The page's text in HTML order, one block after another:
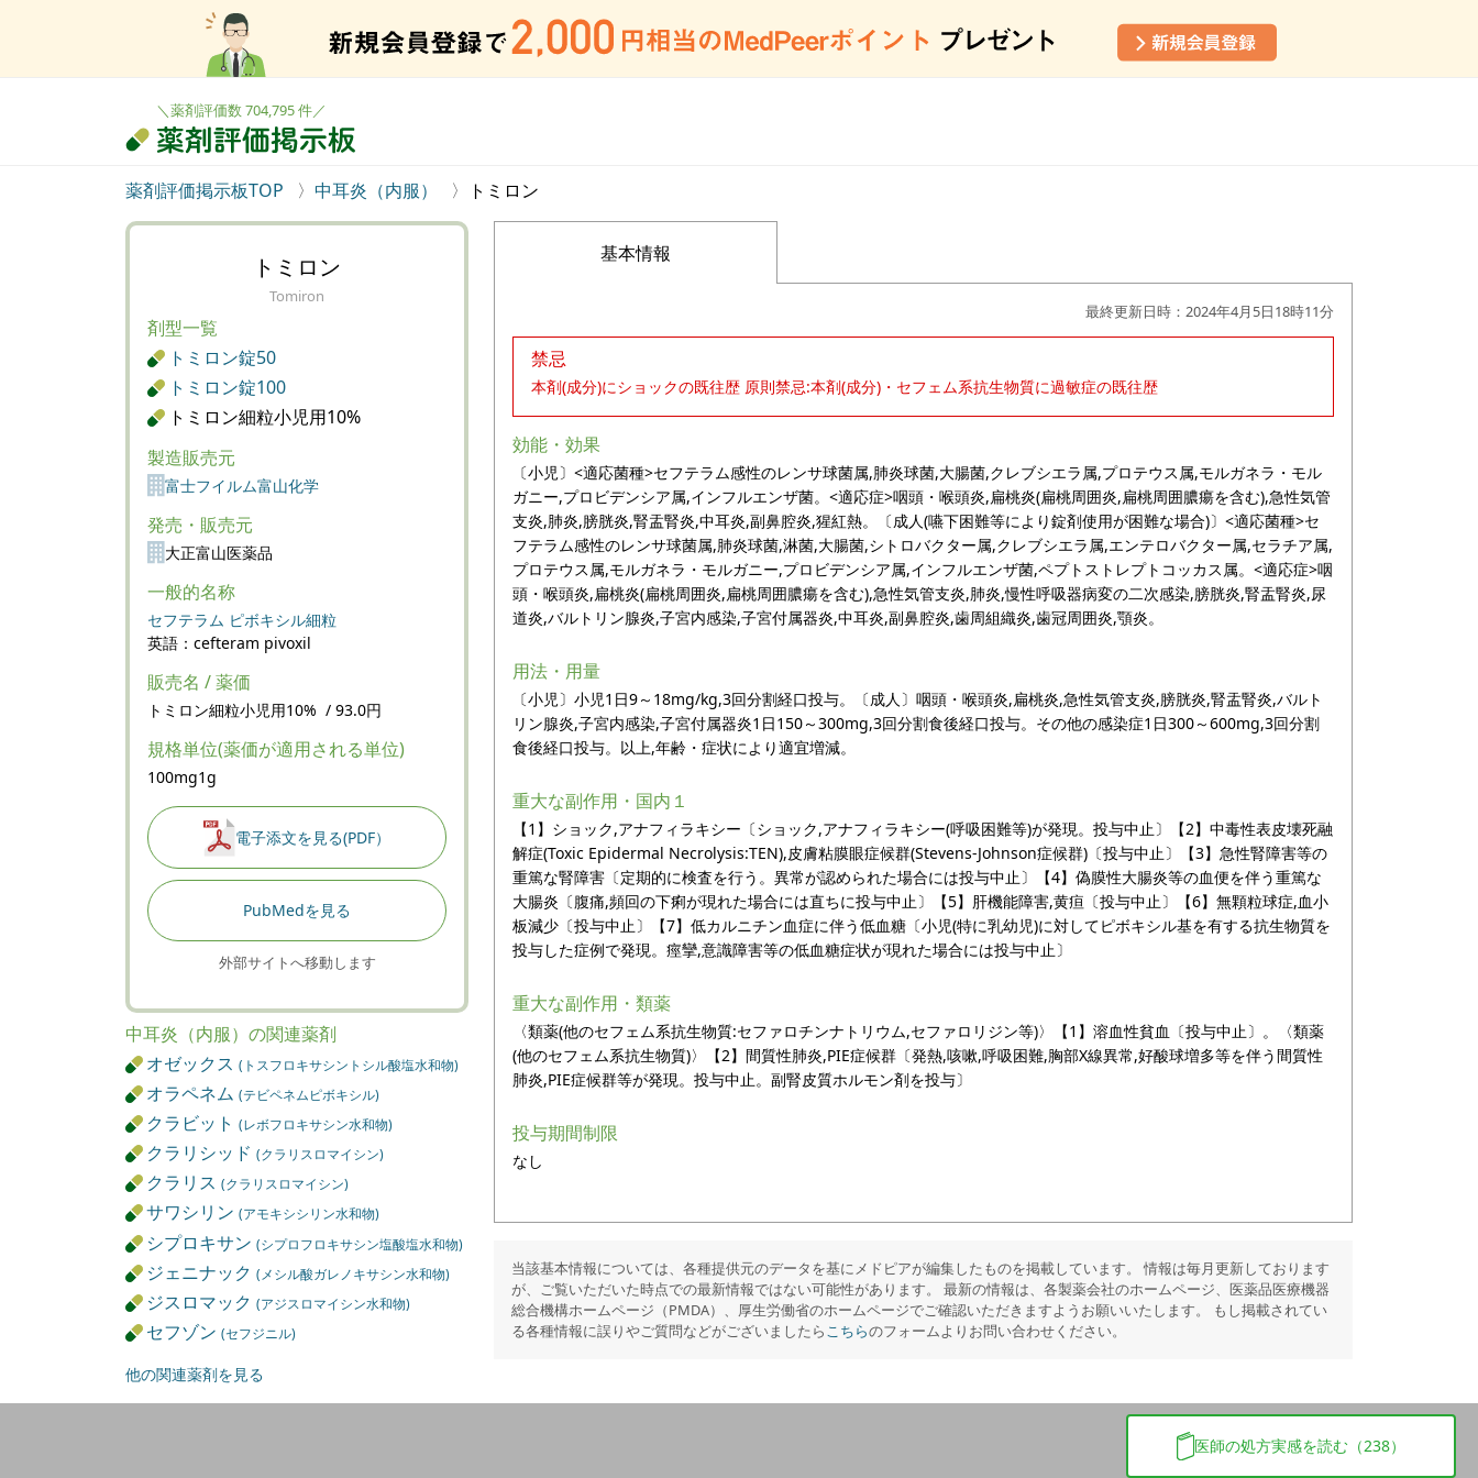
＼薬剤評価数 704,795 件／
薬剤評価掲示板TOP 中耳炎（内服） トミロン
トミロン
Tomiron
剤型一覧
トミロン錠50
トミロン錠100
トミロン細粒小児用10%
製造販売元
富士フイルム富山化学
発売・販売元
大正富山医薬品
一般的名称
セフテラム ピボキシル細粒
英語：cefteram pivoxil
販売名 / 薬価
トミロン細粒小児用10% / 93.0円
規格単位(薬価が適用される単位)
100mg1g
電子添文を見る(PDF）
PubMedを見る
外部サイトへ移動します
中耳炎（内服）の関連薬剤
オゼックス(トスフロキサシントシル酸塩水和物)
オラペネム(テビペネムピボキシル)
クラビット(レボフロキサシン水和物)
クラリシッド(クラリスロマイシン)
クラリス(クラリスロマイシン)
サワシリン(アモキシシリン水和物)
シプロキサン(シプロフロキサシン塩酸塩水和物)
ジェニナック(メシル酸ガレノキサシン水和物)
ジスロマック(アジスロマイシン水和物)
セフゾン(セフジニル)
他の関連薬剤を見る
基本情報
最終更新日時：2024年4月5日18時11分
禁忌
本剤(成分)にショックの既往歴 原則禁忌:本剤(成分)・セフェム系抗生物質に過敏症の既往歴
効能・効果
〔小児〕<適応菌種>セフテラム感性のレンサ球菌属,肺炎球菌,大腸菌,クレブシエラ属,プロテウス属,モルガネラ・モル
ガニー,プロビデンシア属,インフルエンザ菌。<適応症>咽頭・喉頭炎,扁桃炎(扁桃周囲炎,扁桃周囲膿瘍を含む),急性気管
支炎,肺炎,膀胱炎,腎盂腎炎,中耳炎,副鼻腔炎,猩紅熱。〔成人(嚥下困難等により錠剤使用が困難な場合)〕<適応菌種>セ
フテラム感性のレンサ球菌属,肺炎球菌,淋菌,大腸菌,シトロバクター属,クレブシエラ属,エンテロバクター属,セラチア属,
プロテウス属,モルガネラ・モルガニー,プロビデンシア属,インフルエンザ菌,ペプトストレプトコッカス属。<適応症>咽
頭・喉頭炎,扁桃炎(扁桃周囲炎,扁桃周囲膿瘍を含む),急性気管支炎,肺炎,慢性呼吸器病変の二次感染,膀胱炎,腎盂腎炎,尿
道炎,バルトリン腺炎,子宮内感染,子宮付属器炎,中耳炎,副鼻腔炎,歯周組織炎,歯冠周囲炎,顎炎。
用法・用量
〔小児〕小児1日9～18mg/kg,3回分割経口投与。〔成人〕咽頭・喉頭炎,扁桃炎,急性気管支炎,膀胱炎,腎盂腎炎,バルト
リン腺炎,子宮内感染,子宮付属器炎1日150～300mg,3回分割食後経口投与。その他の感染症1日300～600mg,3回分割
食後経口投与。以上,年齢・症状により適宜増減。
重大な副作用・国内１
【1】ショック,アナフィラキシー〔ショック,アナフィラキシー(呼吸困難等)が発現。投与中止〕【2】中毒性表皮壊死融
解症(Toxic Epidermal Necrolysis:TEN),皮膚粘膜眼症候群(Stevens-Johnson症候群)〔投与中止〕【3】急性腎障害等の
重篤な腎障害〔定期的に検査を行う。異常が認められた場合には投与中止〕【4】偽膜性大腸炎等の血便を伴う重篤な
大腸炎〔腹痛,頻回の下痢が現れた場合には直ちに投与中止〕【5】肝機能障害,黄疸〔投与中止〕【6】無顆粒球症,血小
板減少〔投与中止〕【7】低カルニチン血症に伴う低血糖〔小児(特に乳幼児)に対してピボキシル基を有する抗生物質を
投与した症例で発現。痙攣,意識障害等の低血糖症状が現れた場合には投与中止〕
重大な副作用・類薬
〈類薬(他のセフェム系抗生物質:セファロチンナトリウム,セファロリジン等)〉【1】溶血性貧血〔投与中止〕。〈類薬
(他のセフェム系抗生物質)〉【2】間質性肺炎,PIE症候群〔発熱,咳嗽,呼吸困難,胸部X線異常,好酸球増多等を伴う間質性
肺炎,PIE症候群等が発現。投与中止。副腎皮質ホルモン剤を投与〕
投与期間制限
なし
当該基本情報については、各種提供元のデータを基にメドピアが編集したものを掲載しています。 情報は毎月更新しております
が、ご覧いただいた時点での最新情報ではない可能性があります。 最新の情報は、各製薬会社のホームページ、医薬品医療機器
総合機構ホームページ（PMDA）、厚生労働省のホームページでご確認いただきますようお願いいたします。 もし掲載されてい
る各種情報に誤りやご質問などがございましたらこちらのフォームよりお問い合わせください。
医師の処方実感を読む（238）